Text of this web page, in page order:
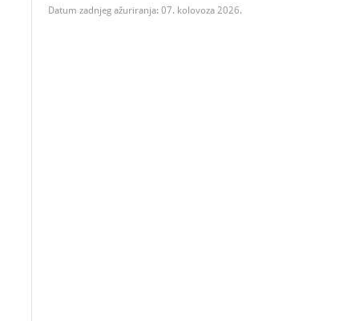
Datum zadnjeg ažuriranja: 07. kolovoza 2026.